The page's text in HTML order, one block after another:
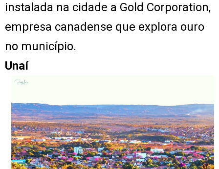
instalada na cidade a Gold Corporation,
empresa canadense que explora ouro
no município.
Unaí